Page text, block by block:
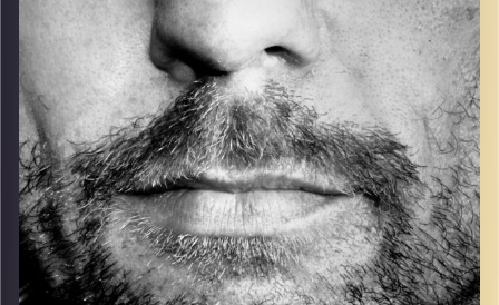
כל מה שחי, אמיתי ונושם.
עם שמוליק רגב.
קרדיט תמונות: David Goehring